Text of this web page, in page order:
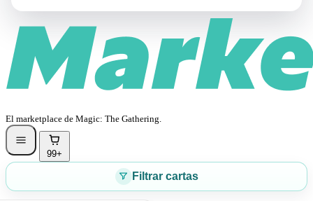
El marketplace de Magic: The Gathering.
99+
Filtrar cartas